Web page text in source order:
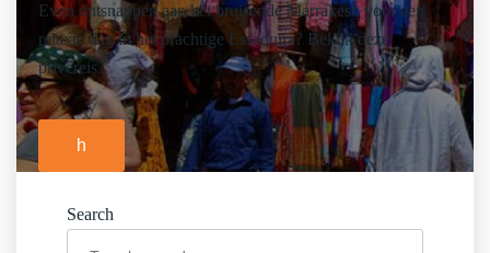
Even ontsnappen aan het bruisende Marrakesh voor een
relaxte dag in het prachtige Essaouira? Bekijk deze
privéreis.
h
Search